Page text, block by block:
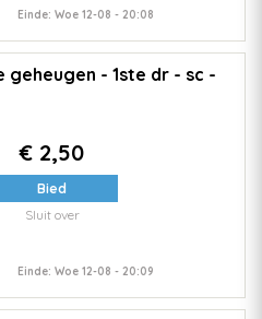
Einde: Woe 12-08 - 20:08
- 1ste dr - sc -
€ 2,50
Bied
Sluit over
Einde: Woe 12-08 - 20:09